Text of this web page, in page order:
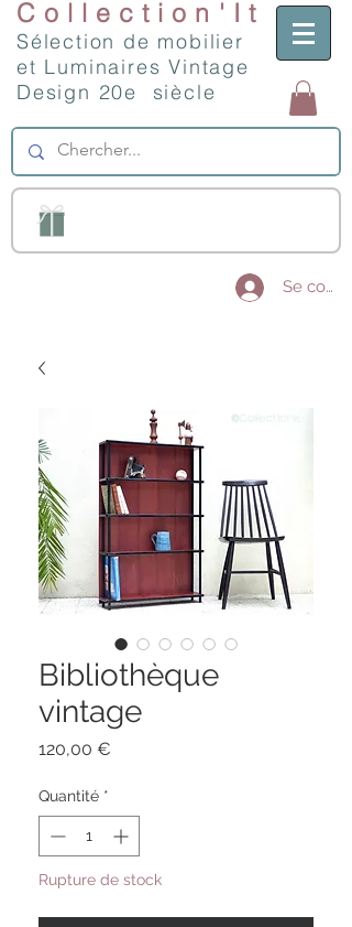
Collection'It
Sélection de mobilier
et Luminaires Vintage
Design 20e siècle
Se
Bibliothèque
vintage
120,00 €
Quantité *
Rupture de stock